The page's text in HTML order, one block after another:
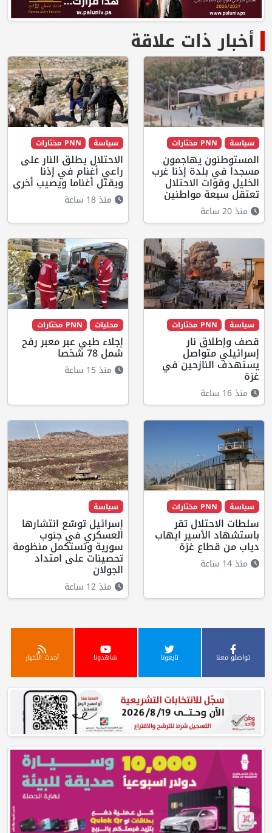
أخبار ذات علاقة
سياسة PNN مختارات
المستوطنون يهاجمون
مسجدا في بلدة إذنا غرب
الخليل وقوات الاحتلال
تعتقل سبعة مواطنين
منذ 20 ساعة
سياسة PNN مختارات
الاحتلال يطلق النار على
راعي أغنام في إذنا
ويقتل أغناما ويصيب أخرى
منذ 18 ساعة
سياسة PNN مختارات
قصف وإطلاق نار
إسرائيلي متواصل
يستهدف النازحين في
غزة
منذ 16 ساعة
محليات PNN مختارات
إجلاء طبي عبر معبر رفح
شمل 78 شخصا
منذ 15 ساعة
سياسة PNN مختارات
سلطات الاحتلال تقر
باستشهاد الأسير ايهاب
دياب من قطاع غزة
منذ 14 ساعة
سياسة
إسرائيل توسّع انتشارها
العسكري في جنوب
سورية وتستكمل منظومة
تحصينات على امتداد
الجولان
منذ 12 ساعة
تواصلو معنا تابعونا شاهدونا أحدث الأخبار